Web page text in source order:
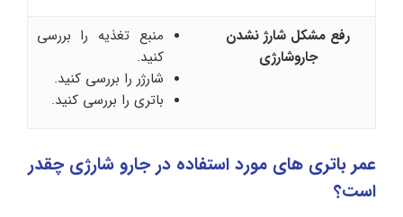
رفع مشکل شارژ نشدن
جاروشارژی
منبع تغذیه را بررسی
کنید.
شارژر را بررسی کنید.
باتری را بررسی کنید.
عمر باتری های مورد استفاده در جارو شارژی چقدر
است؟